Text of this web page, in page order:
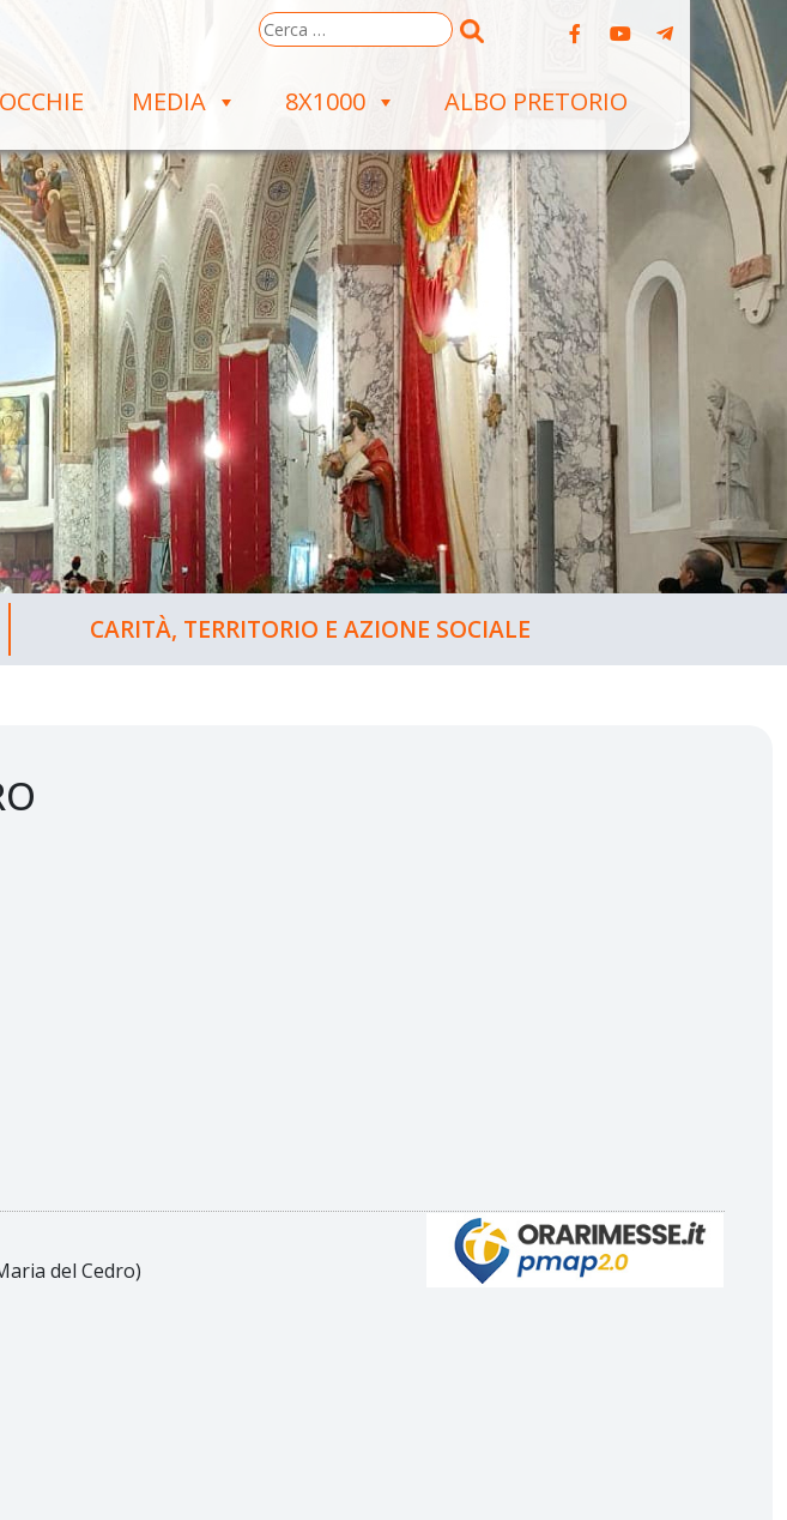
Ricerca
per:
MEDIA 8X1000 ALBO PRETORIO
CARITÀ, TERRITORIO E AZIONE SOCIALE
del Cedro)